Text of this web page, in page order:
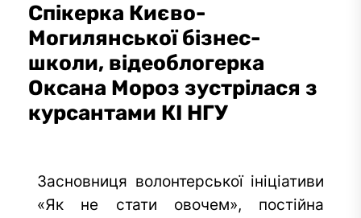
Спікерка Києво-
Могилянської бізнес-
школи, відеоблогерка
Оксана Мороз зустрілася з
курсантами КІ НГУ
Засновниця волонтерської ініціативи
«Як не стати овочем», постійна